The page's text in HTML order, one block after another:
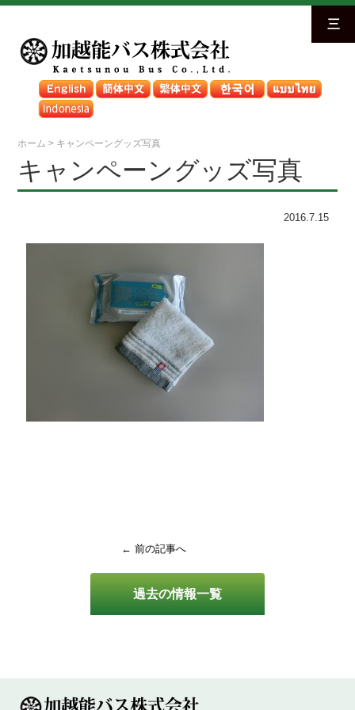
三
ホーム > キャンペーングッズ写真
過去の情報一覧
キャンペーングッズ写真
2016.7.15
← 前の記事へ